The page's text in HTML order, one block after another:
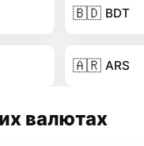
🇧🇩 BDT
🇦🇷 ARS
валютах